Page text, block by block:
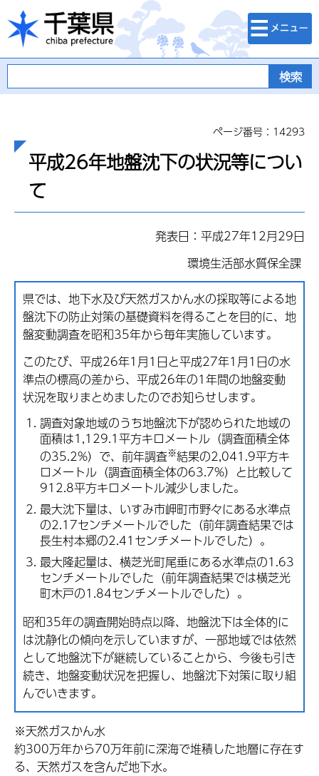
千葉県
検索・メニュ
ー
ページ番号：14293
平成26年地盤沈下の状況等につい
て
発表日：平成27年12月29日
環境生活部水質保全課
県では、地下水及び天然ガスかん水の採取等による地
盤沈下の防止対策の基礎資料を得ることを目的に、地
盤変動調査を昭和35年から毎年実施しています。
このたび、平成26年1月1日と平成27年1月1日の水
準点の標高の差から、平成26年の1年間の地盤変動
状況を取りまとめましたのでお知らせします。
調査対象地域のうち地盤沈下が認められた地域の
面積は1,129.1平方キロメートル（調査面積全体
の35.2%）で、前年調査※結果の2,041.9平方キ
ロメートル（調査面積全体の63.7%）と比較して
912.8平方キロメートル減少しました。
最大沈下量は、いすみ市岬町市野々にある水準点
の2.17センチメートルでした（前年調査結果では
長生村本郷の2.41センチメートルでした）。
最大隆起量は、横芝光町尾垂にある水準点の1.63
センチメートルでした（前年調査結果では横芝光
町木戸の1.84センチメートルでした）。
昭和35年の調査開始時点以降、地盤沈下は全体的に
は沈静化の傾向を示していますが、一部地域では依然
として地盤沈下が継続していることから、今後も引き
続き、地盤変動状況を把握し、地盤沈下対策に取り組
んでいきます。
※天然ガスかん水
約300万年から70万年前に深海で堆積した地層に存在す
る、天然ガスを含んだ地下水。